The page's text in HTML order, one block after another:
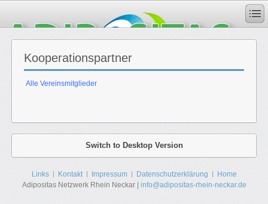
Kooperationspartner
Alle Vereinsmitglieder
Switch to Desktop Version
Links Kontakt Impressum Datenschutzerklärung
Home
Adipositas Netzwerk Rhein Neckar | info@adipositas-rhein-neckar.de